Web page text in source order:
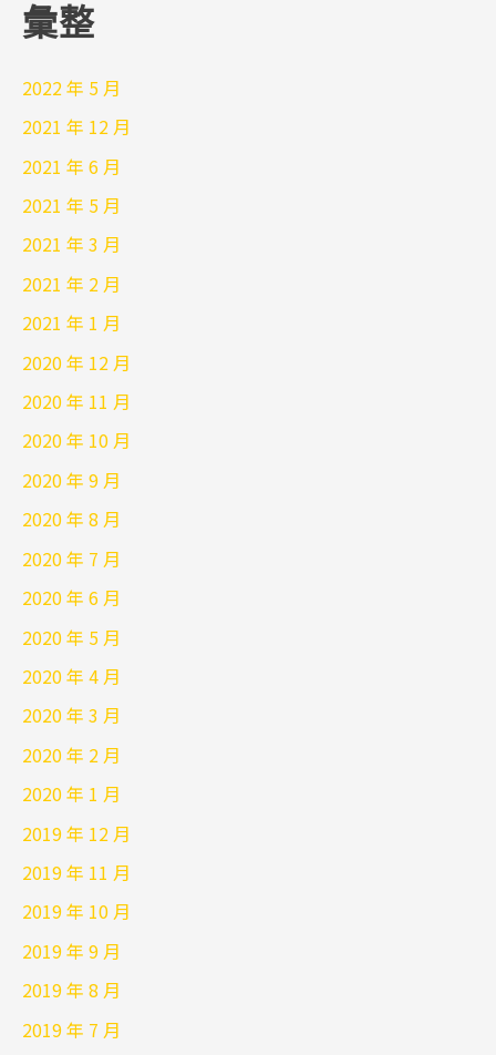
彙整
2022 年 5 月
2021 年 12 月
2021 年 6 月
2021 年 5 月
2021 年 3 月
2021 年 2 月
2021 年 1 月
2020 年 12 月
2020 年 11 月
2020 年 10 月
2020 年 9 月
2020 年 8 月
2020 年 7 月
2020 年 6 月
2020 年 5 月
2020 年 4 月
2020 年 3 月
2020 年 2 月
2020 年 1 月
2019 年 12 月
2019 年 11 月
2019 年 10 月
2019 年 9 月
2019 年 8 月
2019 年 7 月